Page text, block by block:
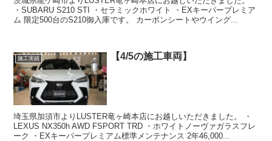
・SUBARU S210 STI ・セラミックホワイト ・EXキーパープレミア
ム 限定500台のS210御入庫です。 カーボンシートやウイング...
施工実績 【4/5の施工車両】
埼玉県加須市よりLUSTER竜ヶ崎本店にお越しいただきました。 ・
LEXUS NX350h AWD FSPORT TRD ・ホワイトノーヴァガラスフレ
ーク ・EXキーパープレミアム標準メンテナンス 2年46,000...